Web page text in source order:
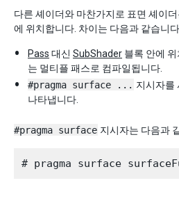
다른 셰이더와 마찬가지로 표면 셰이더
에 위치합니다. 차이는 다음과 같습니다.
Pass 대신 SubShader 블록 안에
는 멀티플 패스로 컴파일됩니다.
#pragma surface ... 지시자를
나타냅니다.
#pragma surface 지시자는 다음과